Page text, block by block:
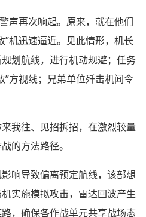
声再次响起。原来，就在他们
”机迅速逼近。见此情形，机长
划航线，进行机动规避；任务
”方视线；兄弟单位歼击机闻令
我往、见招拆招，在激烈较量
的方法路径。
响导致偏离预定航线，该部想
实施模拟攻击，雷达回波产生
，确保各作战单元共享战场态